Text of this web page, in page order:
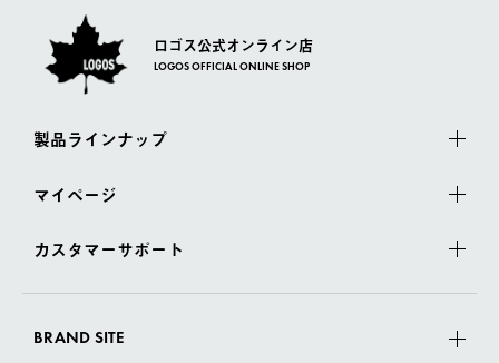
ロゴス公式オンライン店
LOGOS OFFICIAL ONLINE SHOP
製品ラインナップ
マイページ
カスタマーサポート
BRAND SITE